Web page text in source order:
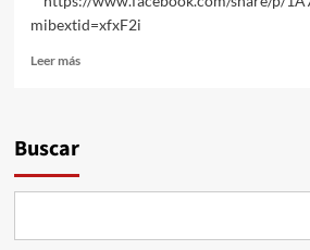
mibextid=xfxF2i
Leer másLeer
elecciones
Buscar